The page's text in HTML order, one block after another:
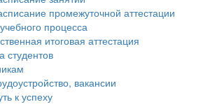
промежуточной аттестации
процесса
итоговая аттестация
студентов
вакансии
к успеху